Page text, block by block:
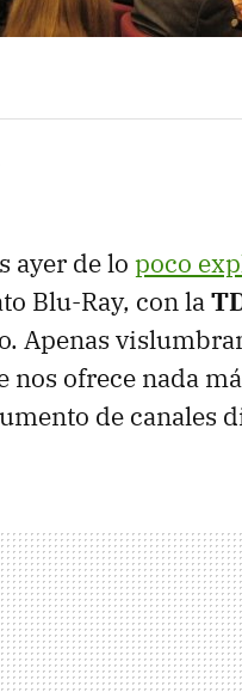
ayer de lo poco
Blu-Ray, con la
Apenas
nos ofrece nada
de canales